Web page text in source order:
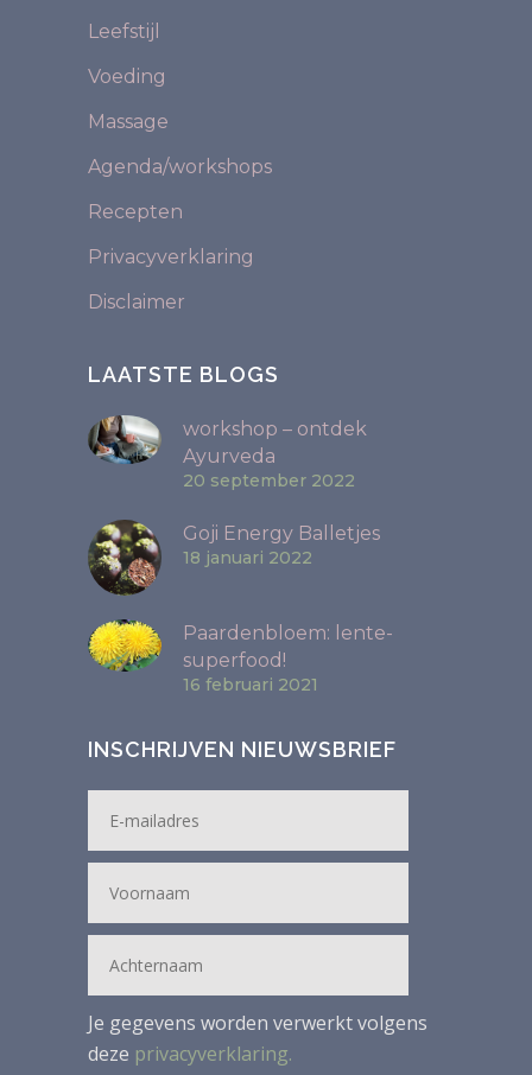
Leefstijl
Voeding
Massage
Agenda/workshops
Recepten
Privacyverklaring
Disclaimer
LAATSTE BLOGS
workshop – ontdek
Ayurveda
20 september 2022
Goji Energy Balletjes
18 januari 2022
Paardenbloem: lente-
superfood!
16 februari 2021
INSCHRIJVEN NIEUWSBRIEF
Je gegevens worden verwerkt volgens
deze privacyverklaring.